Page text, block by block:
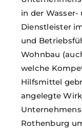
in der Wasser-
Dienstleister
und
Wohnbau
welche
Hilfsmittel
angelegte
Rothenburg